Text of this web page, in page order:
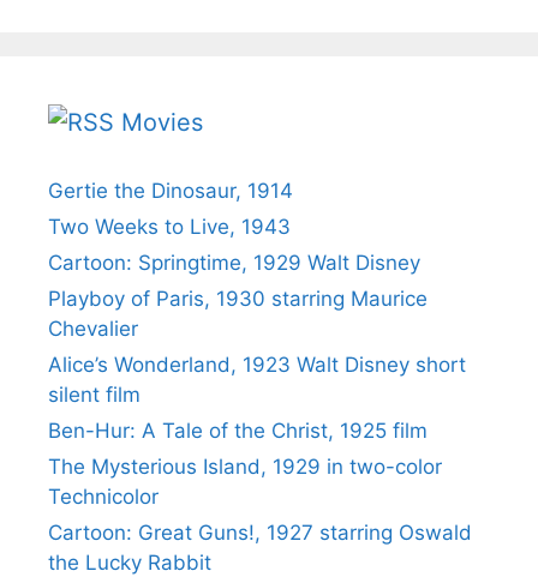
Movies
Gertie the Dinosaur, 1914
Two Weeks to Live, 1943
Cartoon: Springtime, 1929 Walt Disney
Playboy of Paris, 1930 starring Maurice
Chevalier
Alice’s Wonderland, 1923 Walt Disney short
silent film
Ben-Hur: A Tale of the Christ, 1925 film
The Mysterious Island, 1929 in two-color
Technicolor
Cartoon: Great Guns!, 1927 starring Oswald
the Lucky Rabbit